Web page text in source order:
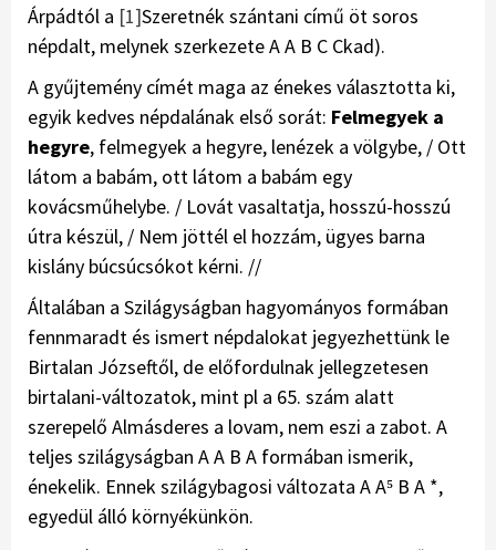
Árpádtól a [1]Szeretnék szántani című öt soros
népdalt, melynek szerkezete A A B C Ckad).
A gyűjtemény címét maga az énekes választotta ki,
egyik kedves népdalának első sorát: Felmegyek a
hegyre, felmegyek a hegyre, lenézek a völgybe, / Ott
látom a babám, ott látom a babám egy
kovácsműhelybe. / Lovát vasaltatja, hosszú-hosszú
útra készül, / Nem jöttél el hozzám, ügyes barna
kislány búcsúcsókot kérni. //
Általában a Szilágyságban hagyományos formában
fennmaradt és ismert népdalokat jegyezhettünk le
Birtalan Józseftől, de előfordulnak jellegzetesen
birtalani-változatok, mint pl a 65. szám alatt
szerepelő Almásderes a lovam, nem eszi a zabot. A
teljes szilágyságban A A B A formában ismerik,
énekelik. Ennek szilágybagosi változata A A⁵ B A *,
egyedül álló környékünkön.